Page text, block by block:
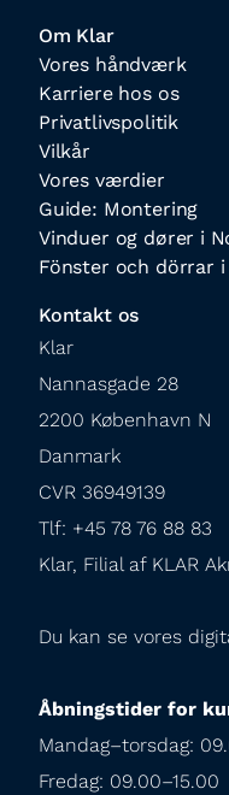
Om Klar
Vores håndværk
Karriere hos os
Privatlivspolitik
Vilkår
Vores værdier
Guide: Montering
Vinduer og dører i
Fönster och dörrar i
Kontakt os
Klar
Nannasgade 28
2200 København N
Danmark
CVR 36949139
Tlf: +45 78 76 88 83
Klar, Filial af KLAR
Du kan se vores
Åbningstider for
Mandag–torsdag:
Fredag: 09.00–15.00